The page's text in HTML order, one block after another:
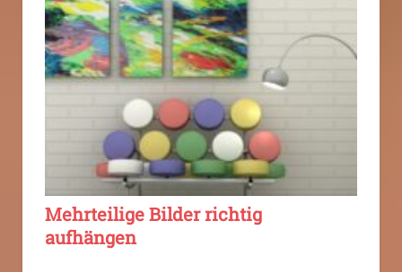
Mehrteilige Bilder richtig
aufhängen